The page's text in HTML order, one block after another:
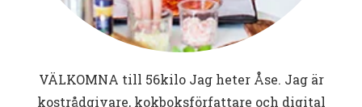
VÄLKOMNA till 56kiloJag heter Åse. Jag är
kostrådgivare, kokboksförfattare och digital